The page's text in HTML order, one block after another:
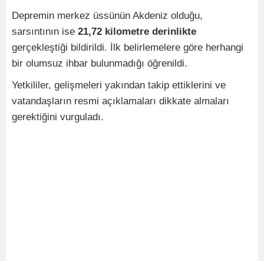
Depremin merkez üssünün Akdeniz olduğu,
sarsıntının ise 21,72 kilometre derinlikte
gerçekleştiği bildirildi. İlk belirlemelere göre herhangi
bir olumsuz ihbar bulunmadığı öğrenildi.
Yetkililer, gelişmeleri yakından takip ettiklerini ve
vatandaşların resmi açıklamaları dikkate almaları
gerektiğini vurguladı.